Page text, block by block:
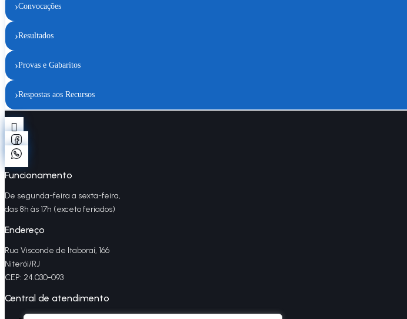
›Convocações
›Resultados
›Provas e Gabaritos
›Respostas aos Recursos
Funcionamento
De segunda-feira a sexta-feira,
das 8h às 17h (exceto feriados)
Endereço
Rua Visconde de Itaboraí, 166
Niterói/RJ
CEP: 24.030-093
Central de atendimento